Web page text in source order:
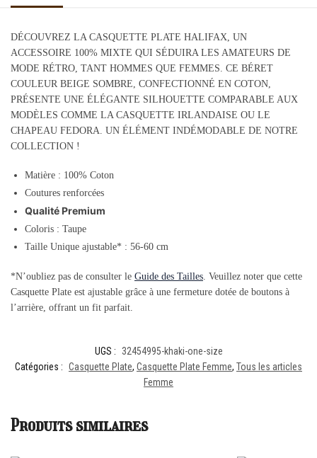
DÉCOUVREZ LA CASQUETTE PLATE HALIFAX, UN
ACCESSOIRE 100% MIXTE QUI SÉDUIRA LES AMATEURS DE
MODE RÉTRO, TANT HOMMES QUE FEMMES. CE BÉRET
COULEUR BEIGE SOMBRE, CONFECTIONNÉ EN COTON,
PRÉSENTE UNE ÉLÉGANTE SILHOUETTE COMPARABLE AUX
MODÈLES COMME LA CASQUETTE IRLANDAISE OU LE
CHAPEAU FEDORA. UN ÉLÉMENT INDÉMODABLE DE NOTRE
COLLECTION !
Matière : 100% Coton
Coutures renforcées
Qualité Premium
Coloris : Taupe
Taille Unique ajustable* : 56-60 cm
*N’oubliez pas de consulter le Guide des Tailles . Veuillez noter que cette
Casquette Plate est ajustable grâce à une fermeture dotée de boutons à
l’arrière, offrant un fit parfait.
UGS :
32454995-khaki-one-size
Catégories : Casquette Plate, Casquette Plate Femme, Tous les articles
Femme
Produits similaires